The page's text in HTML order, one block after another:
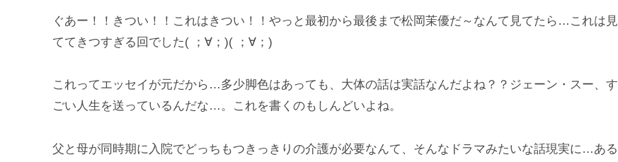
ぐあー！！きつい！！これはきつい！！やっと最初から最後まで松岡茉優だ～なんて見てたら…これは見
ててきつすぎる回でした( ；∀；)( ；∀；)
これってエッセイが元だから…多少脚色はあっても、大体の話は実話なんだよね？？ジェーン・スー、す
ごい人生を送っているんだな…。これを書くのもしんどいよね。
父と母が同時期に入院でどっちもつきっきりの介護が必要なんて、そんなドラマみたいな話現実に…ある